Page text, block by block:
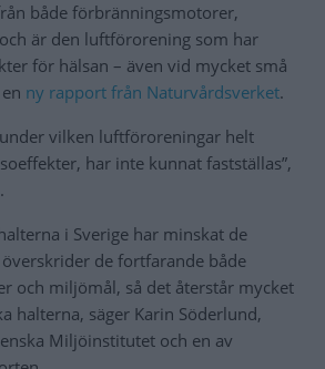
både förbränningsmotorer,
är den luftförorening som har
för hälsan – även vid mycket små
ny rapport från Naturvårdsverket.
vilken luftföroreningar helt
har inte kunnat fastställas”,
i Sverige har minskat de
de fortfarande både
och miljömål, så det återstår mycket
halterna, säger Karin Söderlund,
Miljöinstitutet och en av